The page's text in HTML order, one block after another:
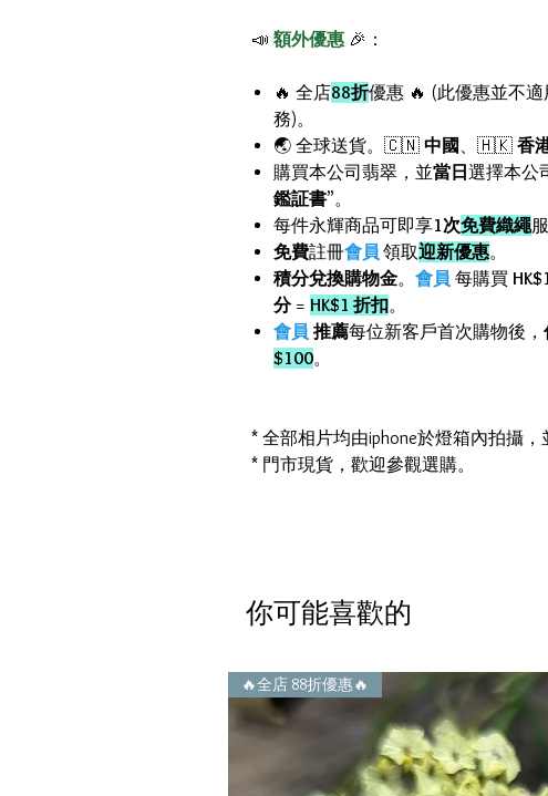
📣 額外優惠 🎉：
🔥 全店88折優惠 🔥 (此優惠並不
務)。
🌏 全球送貨。🇨🇳 中國 、🇭🇰 香
購買本公司翡翠，並當日 選擇本公
鑑証書”。
每件永輝商品可即享1次免費織繩
免費註冊會員 領取迎新優惠。
積分兌換購物金。 會員 每購買
分= HK$1 折扣。
會員 推薦每位新客戶首次購物後，
$100。
* 全部相片均由iphone於燈箱內拍攝，
* 門市現貨，歡迎參觀選購。
你可能喜歡的
🔥全店 88折優惠🔥